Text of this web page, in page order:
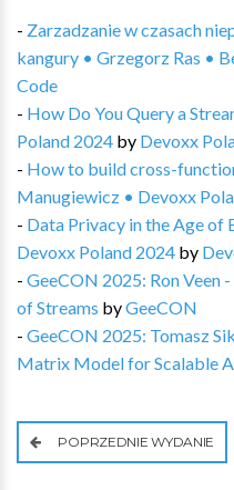
- Zarzadzanie w czasach
kangury • Grzegorz Ras •
Code
- How Do You Query a
Poland 2024 by Devoxx
- How to build cross-
Manugiewicz • Devoxx
- Data Privacy in the Age of
Devoxx Poland 2024 by
- GeeCON 2025: Ron Veen
of Streams byGeeCON
- GeeCON 2025: Tomasz
Matrix Model for Scalable
POPRZEDNIE WYDANIE